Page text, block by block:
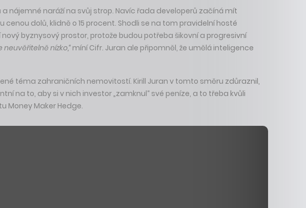
nájemné naráží na svůj strop. Navíc řada developerů začíná mít
dolů, klidně o 15 procent. Shodli se na tom pravidelní hosté
byznysový prostor, protože budou potřeba šikovní a progresivní
nízko,“míní Cifr. Juran ale připomněl, že umělá inteligence
téma zahraničních nemovitostí. Kirill Juran v tomto směru zdůraznil,
na to, aby si v nich investor „zamknul“ své peníze, a to třeba kvůli
Money Maker Hedge.